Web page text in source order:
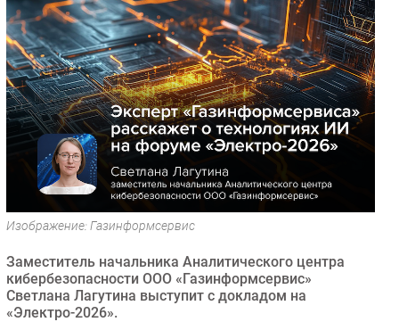
Оборудование
ПО
Outsourcing
Кадры
Регулирование
Финансы
Web
Безопасность
Инновации
Гаджеты
Здоровье
Изображение: Газинформсервис
Заместитель начальника Аналитического центра
кибербезопасности ООО «Газинформсервис»
Светлана Лагутина выступит с докладом на
«Электро-2026».